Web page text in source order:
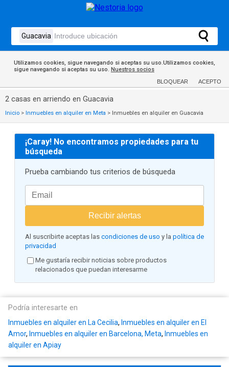
Utilizamos cookies, sigue navegando si aceptas su uso.Utilizamos cookies,
sigue navegando si aceptas su uso. Nuestros socios
BLOQUEAR ACEPTO
2 casas en arriendo en Guacavia
Inicio > Inmuebles en alquiler en Meta > Inmuebles en alquiler en Guacavia
¡Caray! No encontramos propiedades para tu
búsqueda
Prueba cambiando tus criterios de búsqueda
Recibir alertas
Al suscribirte aceptas las condiciones de uso y la política de
privacidad
Me gustaría recibir noticias sobre productos
relacionados que puedan interesarme
Podría interesarte en
Inmuebles en alquiler en La Cecilia, Inmuebles en alquiler en El
Amor, Inmuebles en alquiler en Barcelona, Meta, Inmuebles en
alquiler en Apiay